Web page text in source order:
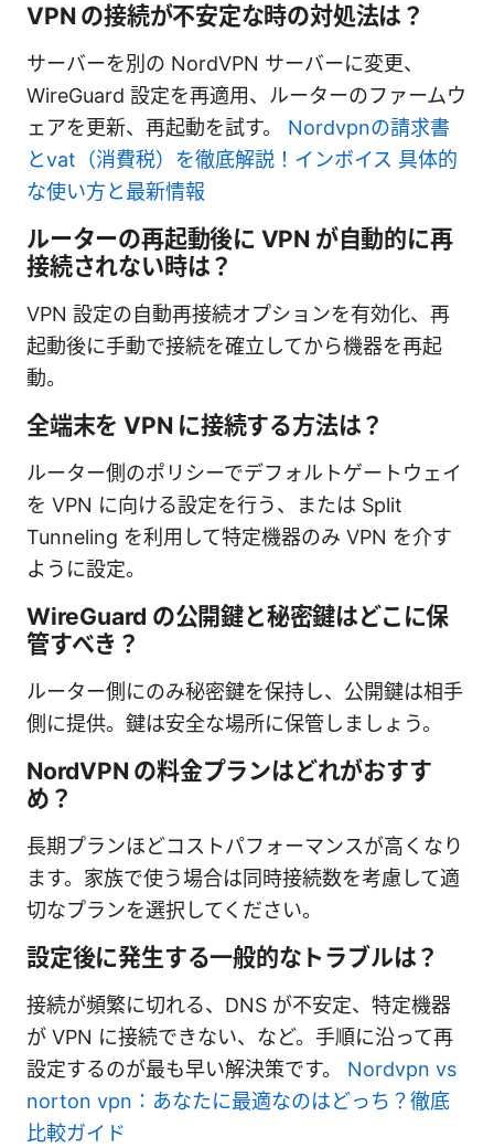
VPN の接続が不安定な時の対処法は？
サーバーを別の NordVPN サーバーに変更、
WireGuard 設定を再適用、ルーターのファームウ
ェアを更新、再起動を試す。 Nordvpnの請求書
とvat（消費税）を徹底解説！インボイス 具体的
な使い方と最新情報
ルーターの再起動後に VPN が自動的に再
接続されない時は？
VPN 設定の自動再接続オプションを有効化、再
起動後に手動で接続を確立してから機器を再起
動。
全端末を VPN に接続する方法は？
ルーター側のポリシーでデフォルトゲートウェイ
を VPN に向ける設定を行う、または Split
Tunneling を利用して特定機器のみ VPN を介す
ように設定。
WireGuard の公開鍵と秘密鍵はどこに保
管すべき？
ルーター側にのみ秘密鍵を保持し、公開鍵は相手
側に提供。鍵は安全な場所に保管しましょう。
NordVPN の料金プランはどれがおすす
め？
長期プランほどコストパフォーマンスが高くなり
ます。家族で使う場合は同時接続数を考慮して適
切なプランを選択してください。
設定後に発生する一般的なトラブルは？
接続が頻繁に切れる、DNS が不安定、特定機器
が VPN に接続できない、など。手順に沿って再
設定するのが最も早い解決策です。 Nordvpn vs
norton vpn：あなたに最適なのはどっち？徹底
比較ガイド